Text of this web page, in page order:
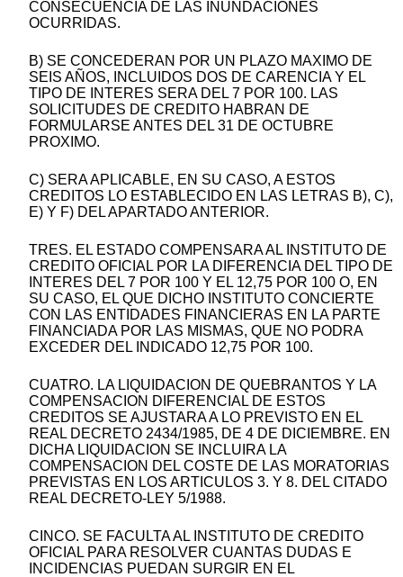
CONSECUENCIA DE LAS INUNDACIONES
OCURRIDAS.
B) SE CONCEDERAN POR UN PLAZO MAXIMO DE
SEIS AÑOS, INCLUIDOS DOS DE CARENCIA Y EL
TIPO DE INTERES SERA DEL 7 POR 100. LAS
SOLICITUDES DE CREDITO HABRAN DE
FORMULARSE ANTES DEL 31 DE OCTUBRE
PROXIMO.
C) SERA APLICABLE, EN SU CASO, A ESTOS
CREDITOS LO ESTABLECIDO EN LAS LETRAS B), C),
E) Y F) DEL APARTADO ANTERIOR.
TRES. EL ESTADO COMPENSARA AL INSTITUTO DE
CREDITO OFICIAL POR LA DIFERENCIA DEL TIPO DE
INTERES DEL 7 POR 100 Y EL 12,75 POR 100 O, EN
SU CASO, EL QUE DICHO INSTITUTO CONCIERTE
CON LAS ENTIDADES FINANCIERAS EN LA PARTE
FINANCIADA POR LAS MISMAS, QUE NO PODRA
EXCEDER DEL INDICADO 12,75 POR 100.
CUATRO. LA LIQUIDACION DE QUEBRANTOS Y LA
COMPENSACION DIFERENCIAL DE ESTOS
CREDITOS SE AJUSTARA A LO PREVISTO EN EL
REAL DECRETO 2434/1985, DE 4 DE DICIEMBRE. EN
DICHA LIQUIDACION SE INCLUIRA LA
COMPENSACION DEL COSTE DE LAS MORATORIAS
PREVISTAS EN LOS ARTICULOS 3. Y 8. DEL CITADO
REAL DECRETO-LEY 5/1988.
CINCO. SE FACULTA AL INSTITUTO DE CREDITO
OFICIAL PARA RESOLVER CUANTAS DUDAS E
INCIDENCIAS PUEDAN SURGIR EN EL